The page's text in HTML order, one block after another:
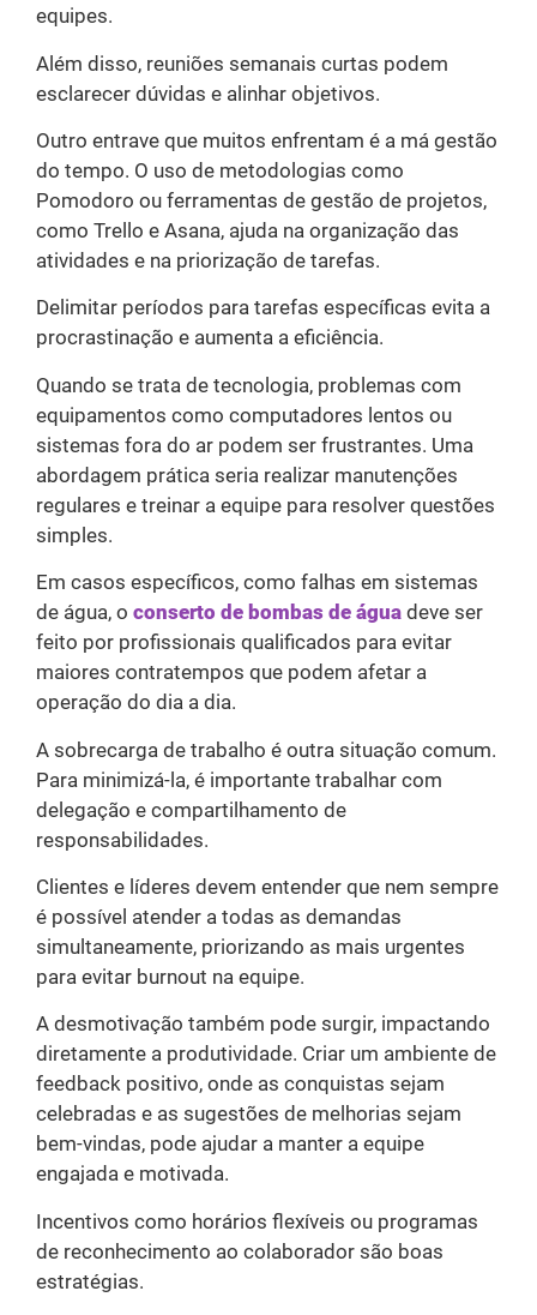
equipes.
Além disso, reuniões semanais curtas podem
esclarecer dúvidas e alinhar objetivos.
Outro entrave que muitos enfrentam é a má gestão
do tempo. O uso de metodologias como
Pomodoro ou ferramentas de gestão de projetos,
como Trello e Asana, ajuda na organização das
atividades e na priorização de tarefas.
Delimitar períodos para tarefas específicas evita a
procrastinação e aumenta a eficiência.
Quando se trata de tecnologia, problemas com
equipamentos como computadores lentos ou
sistemas fora do ar podem ser frustrantes. Uma
abordagem prática seria realizar manutenções
regulares e treinar a equipe para resolver questões
simples.
Em casos específicos, como falhas em sistemas
de água, o conserto de bombas de água deve ser
feito por profissionais qualificados para evitar
maiores contratempos que podem afetar a
operação do dia a dia.
A sobrecarga de trabalho é outra situação comum.
Para minimizá-la, é importante trabalhar com
delegação e compartilhamento de
responsabilidades.
Clientes e líderes devem entender que nem sempre
é possível atender a todas as demandas
simultaneamente, priorizando as mais urgentes
para evitar burnout na equipe.
A desmotivação também pode surgir, impactando
diretamente a produtividade. Criar um ambiente de
feedback positivo, onde as conquistas sejam
celebradas e as sugestões de melhorias sejam
bem-vindas, pode ajudar a manter a equipe
engajada e motivada.
Incentivos como horários flexíveis ou programas
de reconhecimento ao colaborador são boas
estratégias.